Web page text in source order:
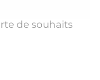
de souhaits